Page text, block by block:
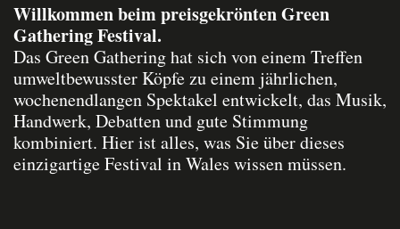
Willkommen beim preisgekrönten Green
Gathering Festival.
Das Green Gathering hat sich von einem Treffen
umweltbewusster Köpfe zu einem jährlichen,
wochenendlangen Spektakel entwickelt, das Musik,
Handwerk, Debatten und gute Stimmung
kombiniert. Hier ist alles, was Sie über dieses
einzigartige Festival in Wales wissen müssen.